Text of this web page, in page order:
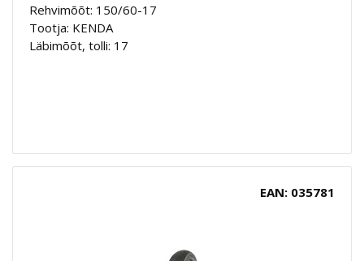
Rehvimõõt: 150/60-17
Tootja: KENDA
Läbimõõt, tolli: 17
EAN: 035781